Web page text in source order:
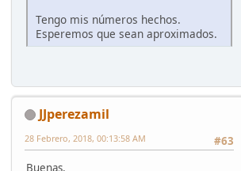
Tengo mis números hechos.
Esperemos que sean aproximados.
JJperezamil
#63
28 Febrero, 2018, 00:13:58 AM
Buenas,